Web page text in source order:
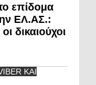
επίδομα
ΕΛ.ΑΣ.:
δικαιούχοι
ΚΑΙ